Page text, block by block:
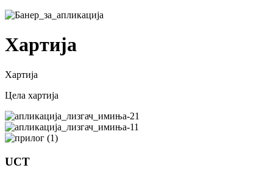
Хартија
Хартија
Цела хартија
UCT